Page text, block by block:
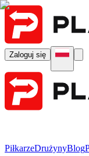
Zaloguj się
PiłkarzeDrużynyBlog